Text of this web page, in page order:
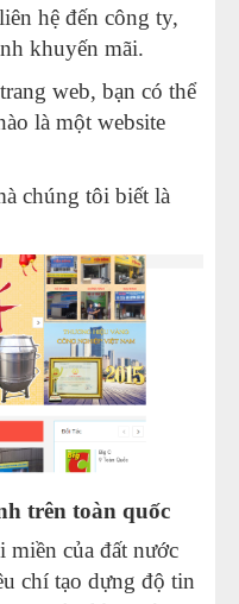
hệ đến công ty,
khuyến mãi.
web, bạn có thể
là một website
chúng tôi biết là
trên toàn quốc
miền của đất nước
chí tạo dựng độ tin